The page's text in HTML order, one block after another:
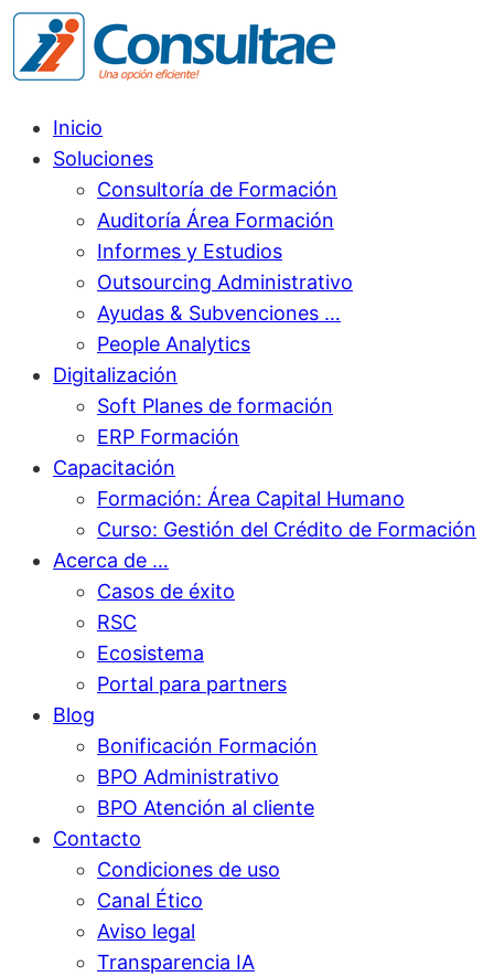
Inicio
Soluciones
Consultoría de Formación
Auditoría Área Formación
Informes y Estudios
Outsourcing Administrativo
Ayudas & Subvenciones …
People Analytics
Digitalización
Soft Planes de formación
ERP Formación
Capacitación
Formación: Área Capital Humano
Curso: Gestión del Crédito de Formación
Acerca de …
Casos de éxito
RSC
Ecosistema
Portal para partners
Blog
Bonificación Formación
BPO Administrativo
BPO Atención al cliente
Contacto
Condiciones de uso
Canal Ético
Aviso legal
Transparencia IA